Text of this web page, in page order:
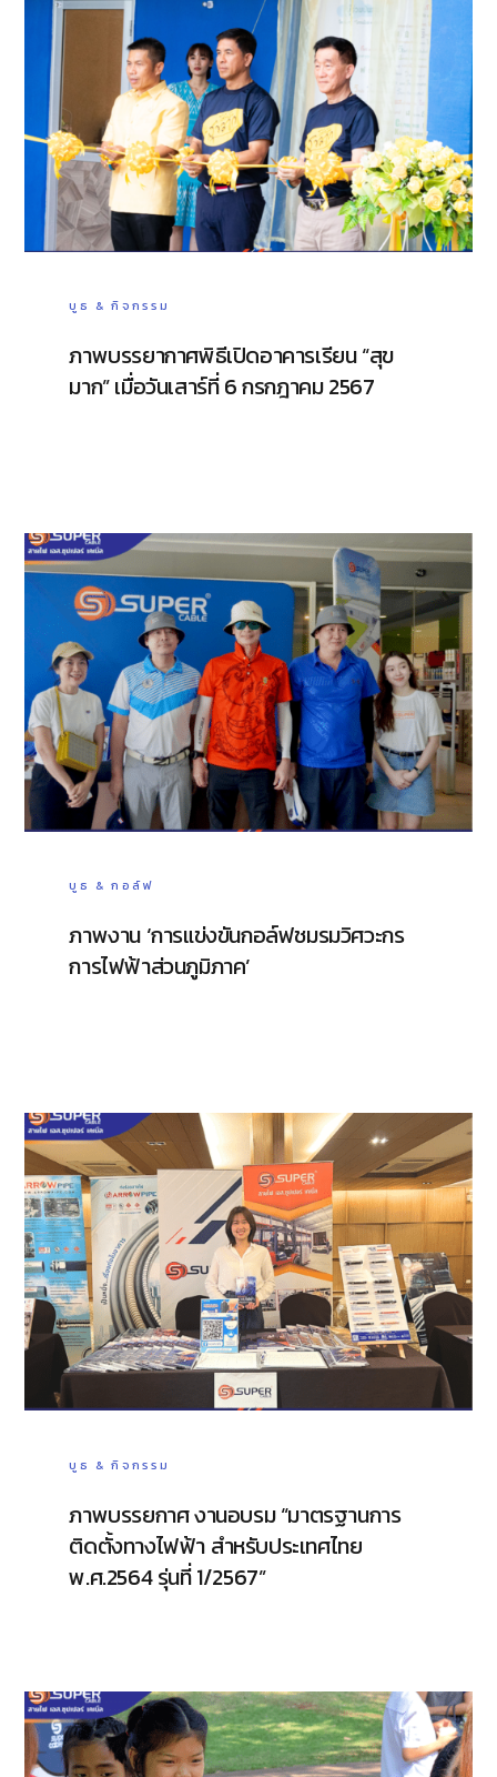
บูธ & กิจกรรม
ภาพบรรยากาศพิธีเปิดอาคารเรียน “สุข
มาก” เมื่อวันเสาร์ที่ 6 กรกฎาคม 2567
บูธ & กอล์ฟ
ภาพงาน ‘การแข่งขันกอล์ฟชมรมวิศวะกร
การไฟฟ้าส่วนภูมิภาค’
บูธ & กิจกรรม
ภาพบรรยกาศ งานอบรม “มาตรฐานการ
ติดตั้งทางไฟฟ้า สำหรับประเทศไทย
พ.ศ.2564 รุ่นที่ 1/2567”